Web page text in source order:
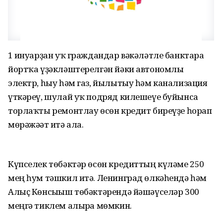
1 ғинуарҙан уҡ граждандар вәкәләтле банктарға
йортҡа үҙәкләштерелгән йәки автономлы
электр, һыу һәм газ, йылытыу һәм канализация
үткәреү, шулай уҡ подряд килешеүе буйынса
торлаҡты ремонтлау өсөн кредит биреүҙе һорап
мөрәжәғәт итә ала.
Күпселек төбәктәр өсөн кредиттың күләме 250
мең һум тәшкил итә. Ленинград өлкәһендә һәм
Алыҫ Көнсығыш төбәктәрендә йәшәүселәр 300
меңгә тиклем алырға мөмкин.